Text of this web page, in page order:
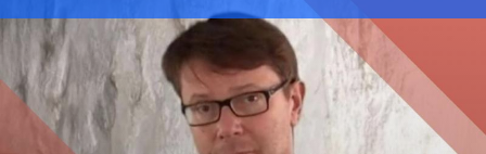
Servizi e accessibilità
Contatti
FAQ
Biglietti